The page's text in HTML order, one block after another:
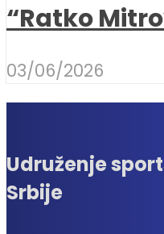
“Ratko
03/06/2026
Udruženje
Srbije